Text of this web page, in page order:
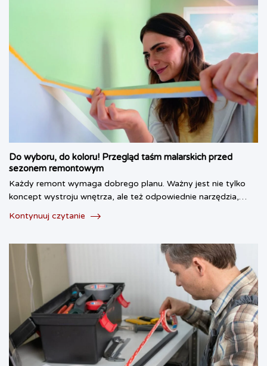
Do wyboru, do koloru! Przegląd taśm malarskich przed
sezonem remontowym
Każdy remont wymaga dobrego planu. Ważny jest nie tylko
koncept wystroju wnętrza, ale też odpowiednie narzędzia,…
Kontynuuj czytanie